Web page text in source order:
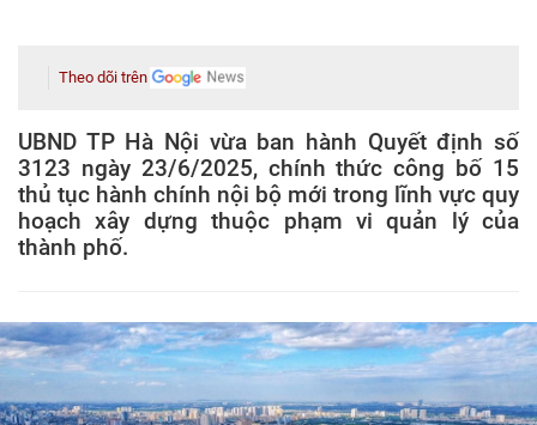
Theo dõi trên
UBND TP Hà Nội vừa ban hành Quyết định số
3123 ngày 23/6/2025, chính thức công bố 15
thủ tục hành chính nội bộ mới trong lĩnh vực quy
hoạch xây dựng thuộc phạm vi quản lý của
thành phố.